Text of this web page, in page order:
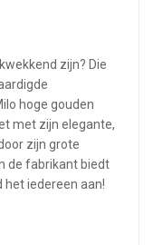
zijn? Die
hoge gouden
met zijn elegante,
zijn grote
de fabrikant biedt
het iedereen aan!